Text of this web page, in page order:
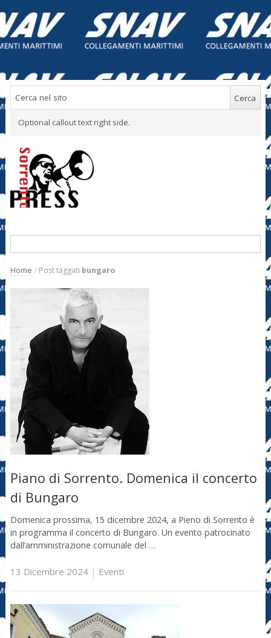
Optional callout text right side.
Home / Post taggati bungaro
Piano di Sorrento. Domenica il concerto
di Bungaro
Domenica prossima, 15 dicembre 2024, a Pieno di Sorrento è
in programma il concerto di Bungaro. Un evento patrocinato
dall’amministrazione comunale del …
13 Dicembre 2024| Eventi